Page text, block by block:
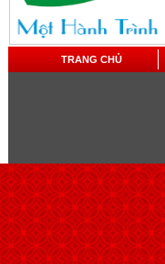
TRANG CHỦ